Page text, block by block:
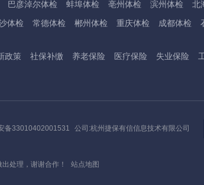
巴彦淖尔体检 蚌埠体检 亳州体检 滨州体检 北
体检 常德体检 郴州体检 重庆体检 成都体检
阳体检 红河体检 邯郸体检 衡水体检 呼和浩特
鸡西体检 嘉兴体检 金华体检 景德镇体检 九江
辽阳
政策 社保补缴 养老保险 医疗保险 失业保险
备33010402001531 公司:杭州捷保有信信息技术有限公司
处理，谢谢合作！ 站点地图